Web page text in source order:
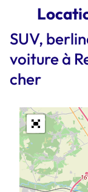
SUV,
voiture à
cher